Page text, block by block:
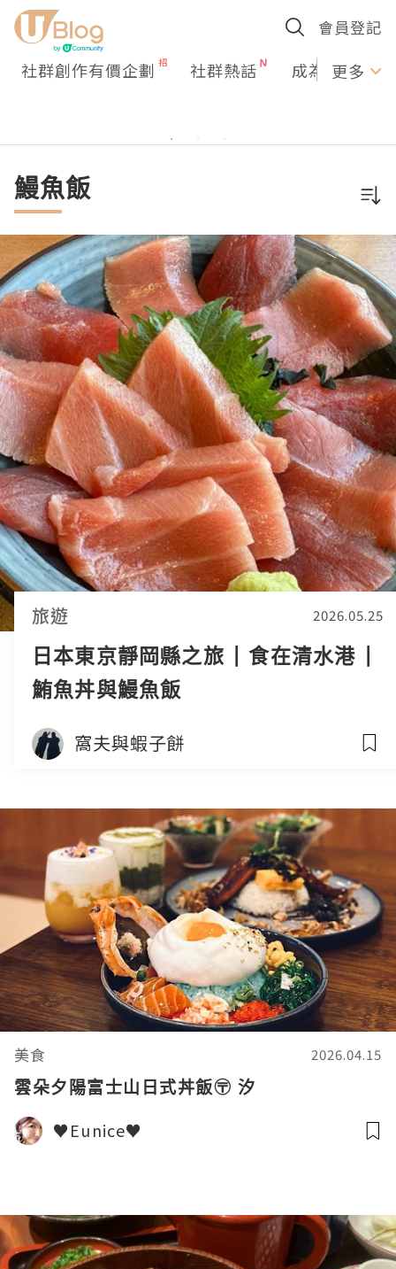
會員登記
社群創作有價企劃 社群熱話 成為U更多
鰻魚飯
旅遊 2026.05.25
日本東京靜岡縣之旅 | 食在清水港 |
鮪魚丼與鰻魚飯
窩夫與蝦子餅
美食 2026.04.15
雲朵夕陽富士山日式丼飯〶 汐
♥Eunice♥